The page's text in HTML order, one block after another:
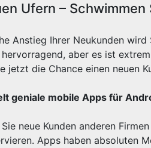
Ufern –
Anstieg Ihrer Neukunden wird
aber es ist
jetzt die Chance einen neuen
geniale mobile Apps für
neue Kunden anderen
Apps haben absoluten